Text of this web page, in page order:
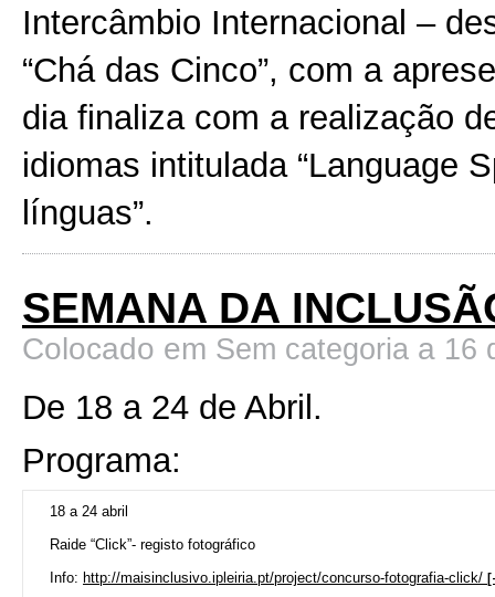
Intercâmbio Internacional –
“Chá das Cinco”, com a
dia finaliza com a realização
idiomas intitulada “Language
línguas”.
SEMANA DA
Colocado em Sem categoria a 16
De 18 a 24 de Abril.
Programa:
18 a 24 abril
Raide “Click”- registo fotográfico
Info: http://maisinclusivo.ipleiria.pt/project/concurso-fotografia-click/